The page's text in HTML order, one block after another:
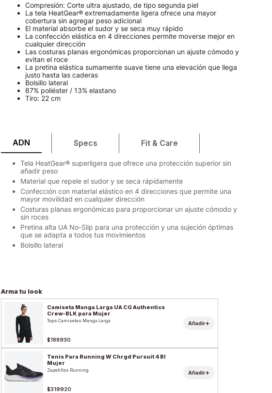
Compresión: Corte ultra ajustado, de tipo segunda piel
La tela HeatGear® extremadamente ligera ofrece una mayor
cobertura sin agregar peso adicional
El material absorbe el sudor y se seca muy rápido
La confección elástica en 4 direcciones permite moverse mejor en
cualquier dirección
Las costuras planas ergonómicas proporcionan un ajuste cómodo y
evitan el roce
La pretina elástica sumamente suave tiene una elevación que llega
justo hasta las caderas
Bolsillo lateral
87% poliéster / 13% elastano
Tiro: 22 cm
ADN Specs Fit & Care
Tela HeatGear® superligera que ofrece una protección superior sin
añadir peso
Material que repele el sudor y se seca rápidamente
Confección con material elástico en 4 direcciones que permite una
mayor movilidad en cualquier dirección
Costuras planas ergonómicas para proporcionar un ajuste cómodo y
sin roces
Pretina alta UA No-Slip para una protección y una sujeción óptimas
que se adapta a todos tus movimientos
Bolsillo lateral
Arma tu look
Camiseta Manga Larga UA CG Authentics
Crew-BLK para Mujer
Tops Camisetas Manga Larga
$188930
Añadir+
Tenis Para Running W Chrgd Pursuit 4 Bl
Mujer
Zapatillas Running
$319920
Añadir+